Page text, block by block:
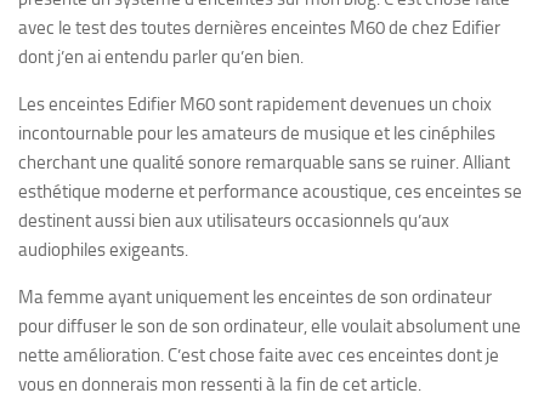
avec le test des toutes dernières enceintes M60 de chez Edifier
dont j’en ai entendu parler qu’en bien.
Les enceintes Edifier M60 sont rapidement devenues un choix
incontournable pour les amateurs de musique et les cinéphiles
cherchant une qualité sonore remarquable sans se ruiner. Alliant
esthétique moderne et performance acoustique, ces enceintes se
destinent aussi bien aux utilisateurs occasionnels qu’aux
audiophiles exigeants.
Ma femme ayant uniquement les enceintes de son ordinateur
pour diffuser le son de son ordinateur, elle voulait absolument une
nette amélioration. C’est chose faite avec ces enceintes dont je
vous en donnerais mon ressenti à la fin de cet article.